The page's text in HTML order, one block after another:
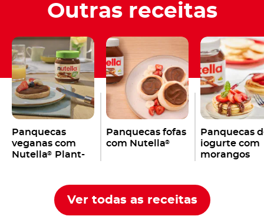
Outras receitas
Panquecas
veganas com
Nutella®
Plant-
Panquecas fofas
com Nutella®
Panquecas
iogurte com
morangos
Ver todas as receitas